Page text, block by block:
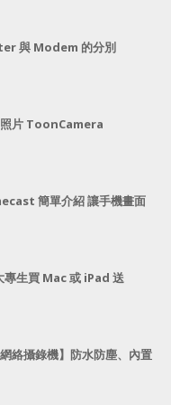
與 Modem 的分別
片 ToonCamera
簡單介紹 讓手機畫面
生買 Mac 或 iPad 送
絡攝錄機】防水防塵、內置